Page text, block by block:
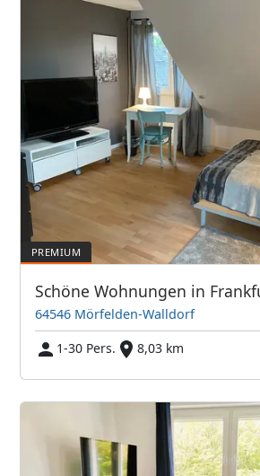
64546 Mörfelden-Walldorf
1-30 Pers.
8,03 km